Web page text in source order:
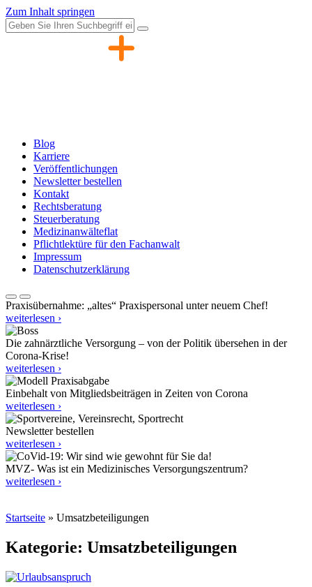
Zum Inhalt springen
Blog
Karriere
Veröffentlichungen
Newsletter bestellen
Kontakt
Rechtsberatung
Steuerberatung
Medizinanwälteflat
Pflichtlektüre für den Fachanwalt
Impressum
Datenschutzerklärung
Praxisübernahme: „altes“ Praxispersonal unter neuem Chef!
weiterlesen ›
Die zahnärztliche Versorgung – von der Politik übersehen in der
Corona-Krise!
weiterlesen ›
Einbehalt von Mitgliedsbeiträgen in Zeiten von Corona
weiterlesen ›
Newsletter bestellen
weiterlesen ›
MVZ- Was ist ein Medizinisches Versorgungszentrum?
weiterlesen ›
Startseite » Umsatzbeteiligungen
Kategorie: Umsatzbeteiligungen